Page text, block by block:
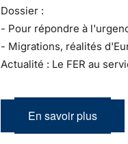
Dossier :
- Pour répondre à
- Migrations, réalités
Actualité : Le FER au
En savoir plus